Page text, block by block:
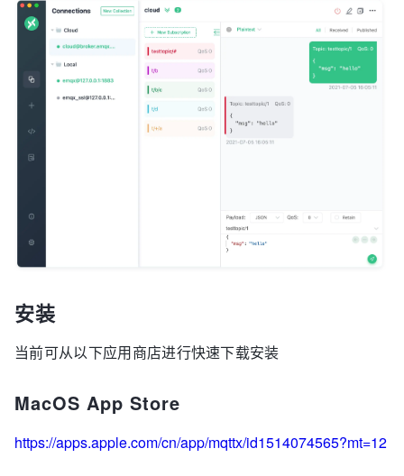
安装
当前可从以下应用商店进行快速下载安装
MacOS App Store
https://apps.apple.com/cn/app/mqttx/id1514074565?mt=12